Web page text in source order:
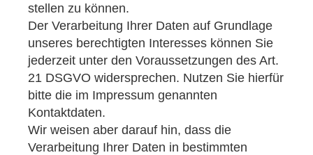
stellen zu können.
Der Verarbeitung Ihrer Daten auf Grundlage
unseres berechtigten Interesses können Sie
jederzeit unter den Voraussetzungen des Art.
21 DSGVO widersprechen. Nutzen Sie hierfür
bitte die im Impressum genannten
Kontaktdaten.
Wir weisen aber darauf hin, dass die
Verarbeitung Ihrer Daten in bestimmten